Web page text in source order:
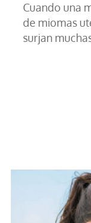
Cuando una
de miomas
surjan